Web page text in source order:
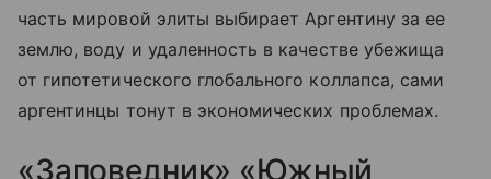
часть мировой элиты выбирает Аргентину за ее
землю, воду и удаленность в качестве убежища
от гипотетического глобального коллапса, сами
аргентинцы тонут в экономических проблемах.
«Заповедник» «Южный